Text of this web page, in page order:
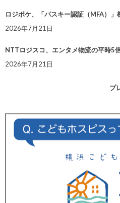
ロジポケ、「パスキー認証（MFA）」
2026年7月21日
NTTロジスコ、エンタメ物流の平時5
2026年7月21日
プ